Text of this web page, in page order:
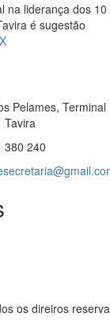
na liderança dos
é sugestão
Pelames, Terminal
Tavira
380 240
os direiros